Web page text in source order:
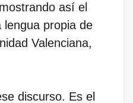
así el
lengua propia de
Valenciana,
discurso. Es el